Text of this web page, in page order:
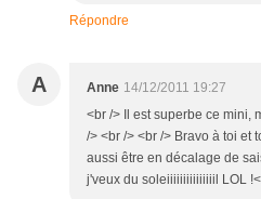
Répondre
A Anne 14/12/2011 19:27
<br /> Il est superbe ce mini,
/> <br /> <br /> Bravo à toi et
aussi être en décalage de
j'veux du soleiiiiiiiiiiiiiiil LOL